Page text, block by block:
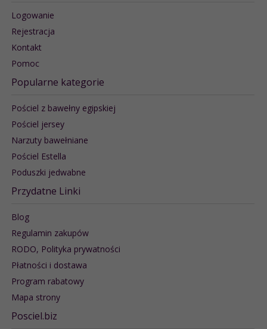
Logowanie
Rejestracja
Kontakt
Pomoc
Popularne kategorie
Pościel z bawełny egipskiej
Pościel jersey
Narzuty bawełniane
Pościel Estella
Poduszki jedwabne
Przydatne Linki
Blog
Regulamin zakupów
RODO, Polityka prywatności
Płatności i dostawa
Program rabatowy
Mapa strony
Posciel.biz